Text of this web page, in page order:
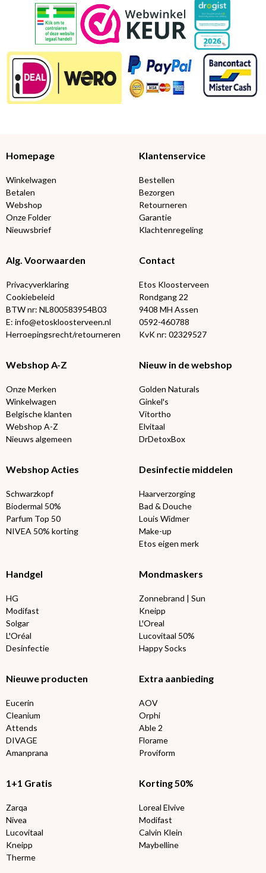
Homepage
Winkelwagen
Betalen
Webshop
Onze Folder
Nieuwsbrief
Klantenservice
Bestellen
Bezorgen
Retourneren
Garantie
Klachtenregeling
Alg. Voorwaarden
Privacyverklaring
Cookiebeleid
BTW nr: NL800583954B03
E: info@etoskloosterveen.nl
Herroepingsrecht/retourneren
Contact
Etos Kloosterveen
Rondgang 22
9408 MH Assen
0592-460788
KvK nr: 02329527
Webshop A-Z
Onze Merken
Winkelwagen
Belgische klanten
Webshop A-Z
Nieuws algemeen
Nieuw in de webshop
Golden Naturals
Ginkel's
Vitortho
Elvitaal
DrDetoxBox
Webshop Acties
Schwarzkopf
Biodermal 50%
Parfum Top 50
NIVEA 50% korting
Desinfectie middelen
Haarverzorging
Bad & Douche
Louis Widmer
Make-up
Etos eigen merk
Handgel
HG
Modifast
Solgar
L'Oréal
Desinfectie
Mondmaskers
Zonnebrand | Sun
Kneipp
L'Oreal
Lucovitaal 50%
Happy Socks
Nieuwe producten
Eucerin
Cleanium
Attends
DIVAGE
Amanprana
Extra aanbieding
AOV
Orphi
Able 2
Florame
Proviform
1+1 Gratis
Zarqa
Nivea
Lucovitaal
Kneipp
Therme
Korting 50%
Loreal Elvive
Modifast
Calvin Klein
Maybelline